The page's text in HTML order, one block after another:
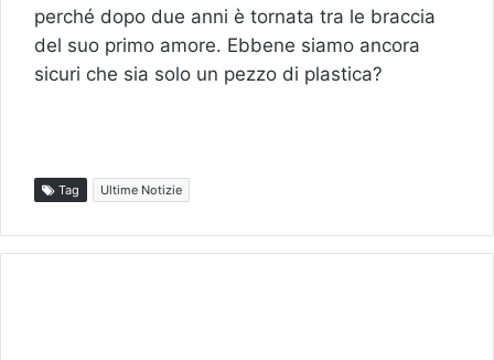
perché dopo due anni è tornata tra le braccia
del suo primo amore. Ebbene siamo ancora
sicuri che sia solo un pezzo di plastica?
Tag Ultime Notizie